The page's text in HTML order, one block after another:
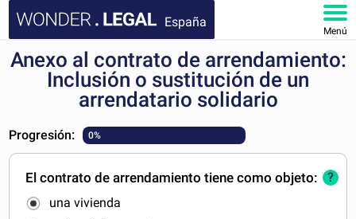
España
Menú
INICIO
DOCUMENTOS
FAQ
MI CUENTA
Anexo al contrato de arrendamiento:
Inclusión o sustitución de un
arrendatario solidario
Progresión: 0%
El contrato de arrendamiento tiene como objeto:
una vivienda
?